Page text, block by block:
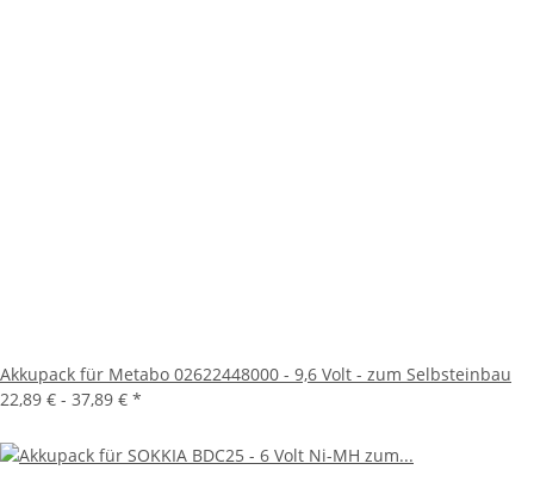
Akkupack für Metabo 02622448000 - 9,6 Volt - zum Selbsteinbau
22,89 € - 37,89 € *